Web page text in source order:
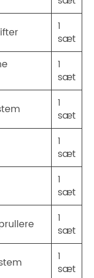
1
sæt
1
sæt
1
sæt
1
sæt
1
sæt
1
sæt
1
sæt